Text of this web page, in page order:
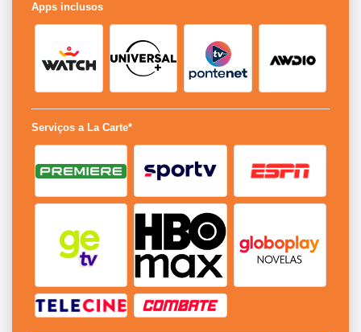
Apps inclusos
Serviços a La Carte*